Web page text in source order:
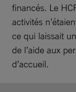
financés. Le
activités
ce qui laissait
de l’aide aux
d’accueil.